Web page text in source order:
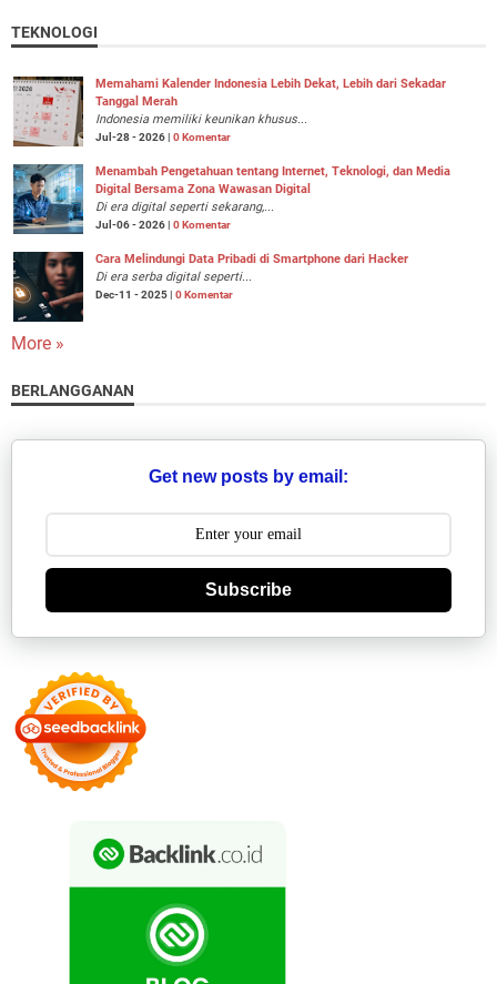
TEKNOLOGI
Memahami Kalender Indonesia Lebih Dekat, Lebih dari Sekadar
Tanggal Merah
Indonesia memiliki keunikan khusus...
Jul-28 - 2026 | 0 Komentar
Menambah Pengetahuan tentang Internet, Teknologi, dan Media
Digital Bersama Zona Wawasan Digital
Di era digital seperti sekarang,...
Jul-06 - 2026 | 0 Komentar
Cara Melindungi Data Pribadi di Smartphone dari Hacker
Di era serba digital seperti...
Dec-11 - 2025 | 0 Komentar
More »
BERLANGGANAN
Get new posts by email:
Subscribe